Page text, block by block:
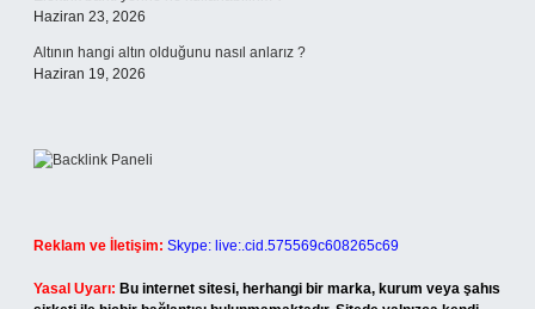
Haziran 23, 2026
Altının hangi altın olduğunu nasıl anlarız ?
Haziran 19, 2026
Reklam ve İletişim: Skype: live:.cid.575569c608265c69
Yasal Uyarı: Bu internet sitesi, herhangi bir marka, kurum veya şahıs